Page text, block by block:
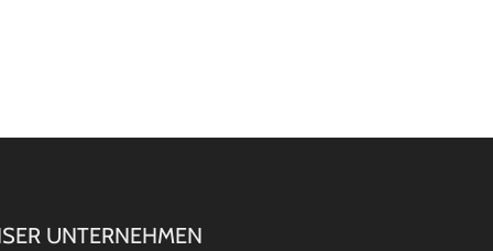
UNTERNEHMEN